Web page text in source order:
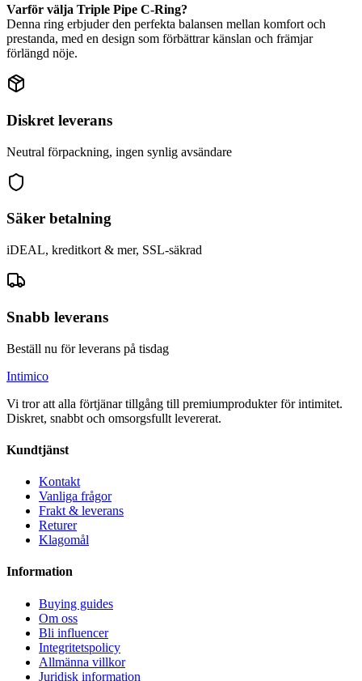
Varför välja Triple Pipe C-Ring?
Denna ring erbjuder den perfekta balansen mellan komfort och
prestanda, med en design som förbättrar känslan och främjar
förlängd nöje.
Diskret leverans
Neutral förpackning, ingen synlig avsändare
Säker betalning
iDEAL, kreditkort & mer, SSL-säkrad
Snabb leverans
Beställ nu för leverans på tisdag
Intimico
Vi tror att alla förtjänar tillgång till premiumprodukter för intimitet.
Diskret, snabbt och omsorgsfullt levererat.
Kundtjänst
Kontakt
Vanliga frågor
Frakt & leverans
Returer
Klagomål
Information
Buying guides
Om oss
Bli influencer
Integritetspolicy
Allmänna villkor
Juridisk information